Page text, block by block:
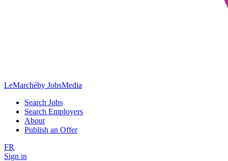
LeMarchéby JobsMedia
Search Jobs
Search Employers
About
Publish an Offer
FR
Sign in